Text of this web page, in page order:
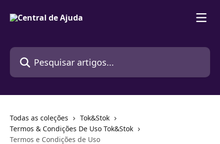
Pesquisar artigos...
Todas as coleções
Tok&Stok
Termos & Condições De Uso Tok&Stok
Termos e Condições de Uso